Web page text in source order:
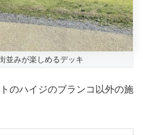
並みが楽しめるデッキ
のハイジのブランコ以外の施